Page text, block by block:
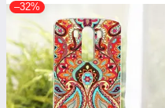
–32%